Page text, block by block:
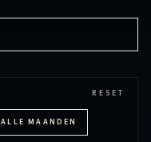
RESET
ALLE MAANDEN